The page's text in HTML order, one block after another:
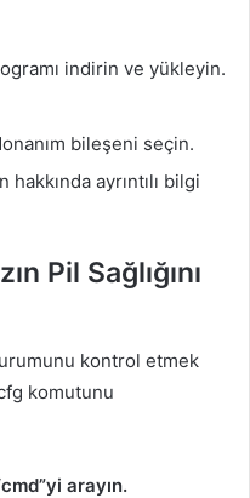
indirin ve yükleyin.
bileşeni seçin.
ayrıntılı bilgi
Pil Sağlığını
kontrol etmek
komutunu
arayın.